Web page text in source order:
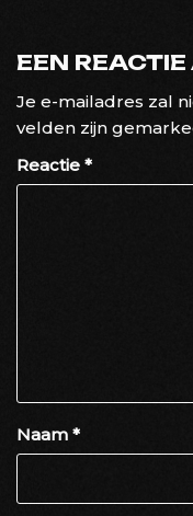
EEN
Je e-mailadres zal
velden zijn
Reactie *
Naam *